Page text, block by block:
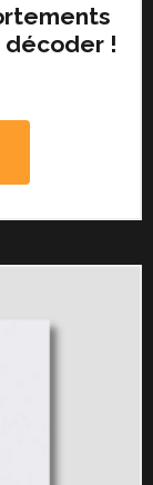
décoder !